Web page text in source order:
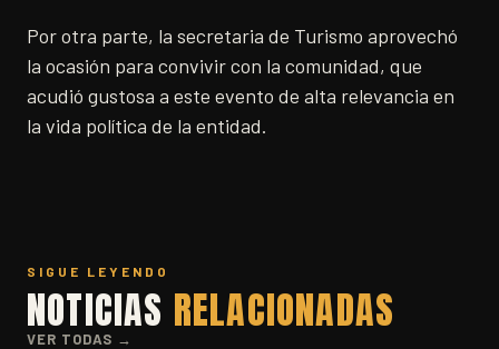
Por otra parte, la secretaria de Turismo aprovechó
la ocasión para convivir con la comunidad, que
acudió gustosa a este evento de alta relevancia en
la vida política de la entidad.
SIGUE LEYENDO
NOTICIAS RELACIONADAS
VER TODAS →